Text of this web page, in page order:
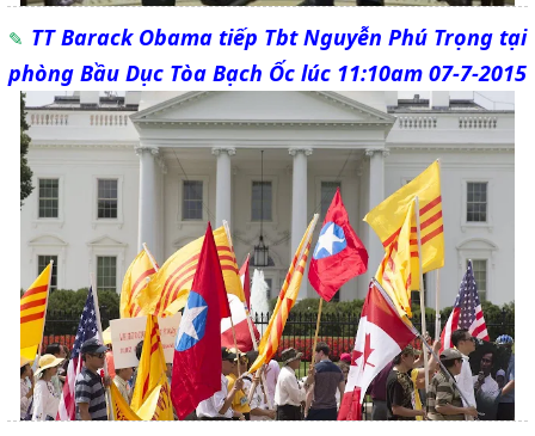
TT Barack Obama tiếp Tbt Nguyễn Phú Trọng tại
phòng Bầu Dục Tòa Bạch Ốc lúc 11:10am 07-7-2015